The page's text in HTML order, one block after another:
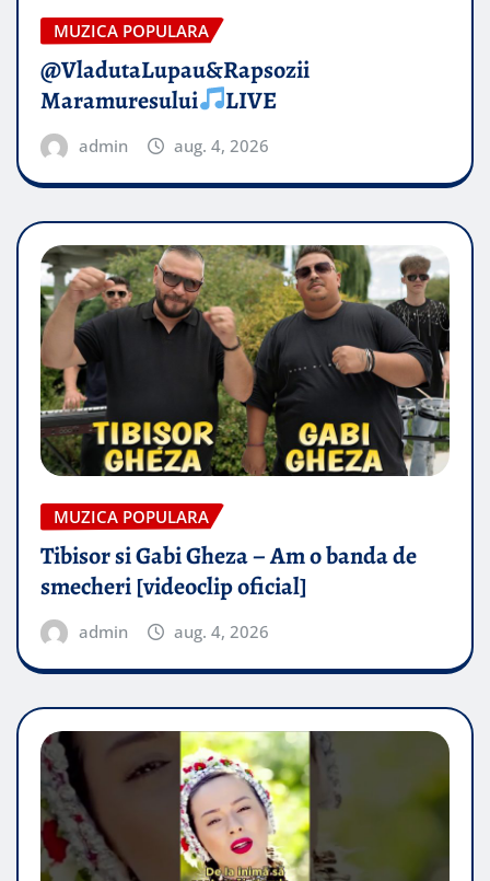
MUZICA POPULARA
@VladutaLupau&Rapsozii
Maramuresului
LIVE
admin aug. 4, 2026
MUZICA POPULARA
Tibisor si Gabi Gheza – Am o banda de
smecheri [videoclip oficial]
admin aug. 4, 2026